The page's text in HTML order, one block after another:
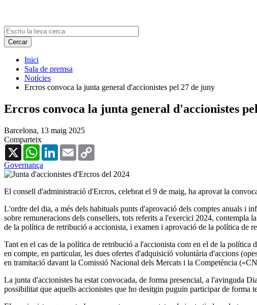
Inici
Sala de premsa
Notícies
Ercros convoca la junta general d'accionistes pel 27 de juny
Ercros convoca la junta general d'accionistes
Barcelona, 13 maig 2025
Comparteix
X
WhatsAppLinkedInEmail
Governança
El consell d'administració d'Ercros, celebrat el 9 de maig, ha aprovat la
L'ordre del dia, a més dels habituals punts d'aprovació dels comptes anuals i
sobre remuneracions dels consellers, tots referits a l'exercici 2024, contempla
de la política de retribució a accionista, i examen i aprovació de la política de
Tant en el cas de la política de retribució a l'accionista com en el de la política
en compte, en particular, les dues ofertes d'adquisició voluntària d'accions
en tramitació davant la Comissió Nacional dels Mercats i la Competència
La junta d'accionistes ha estat convocada, de forma presencial, a l'avinguda
possibilitat que aquells accionistes que ho desitgin puguin participar de forma